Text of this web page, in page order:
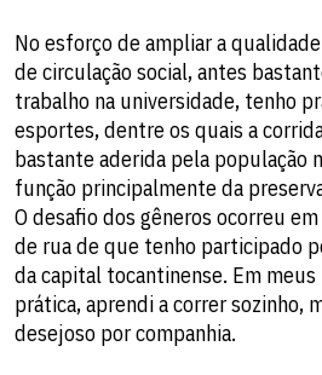
No esforço de ampliar a
de circulação social, antes
trabalho na universidade, tenho
esportes, dentre os quais a
bastante aderida pela população
função principalmente da
O desafio dos gêneros ocorreu
de rua de que tenho participado
da capital tocantinense. Em meus
prática, aprendi a correr sozinho,
desejoso por companhia.